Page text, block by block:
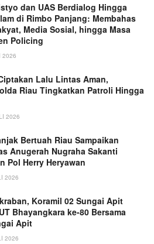
dan UAS Berdialog Hingga
di Rimbo Panjang: Membahas
Media Sosial, hingga Masa
Policing
2026
Lalu Lintas Aman,
Riau Tingkatkan Patroli Hingga
2026
Bertuah Riau Sampaikan
Anugerah Nugraha Sakanti
Pol Herry Heryawan
2026
Koramil 02 Sungai Apit
Bhayangkara ke-80 Bersama
Apit
2026